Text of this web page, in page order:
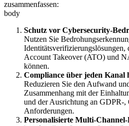
zusammenfassen:
body
Schutz vor Cybersecurity-
Nutzen Sie
Identitätsverifizierungslösungen,
Account Takeover (ATO) und
können.
Compliance über jeden Kanal
Reduzieren Sie den Aufwand
Zusammenhang mit der
und der Ausrichtung an
Anforderungen.
Personalisierte Multi-